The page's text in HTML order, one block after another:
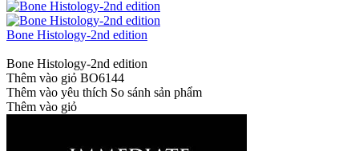
Bone Histology-2nd edition
Bone Histology-2nd edition
Thêm vào giỏ BO6144
Thêm vào yêu thích So sánh sản phẩm
Thêm vào giỏ